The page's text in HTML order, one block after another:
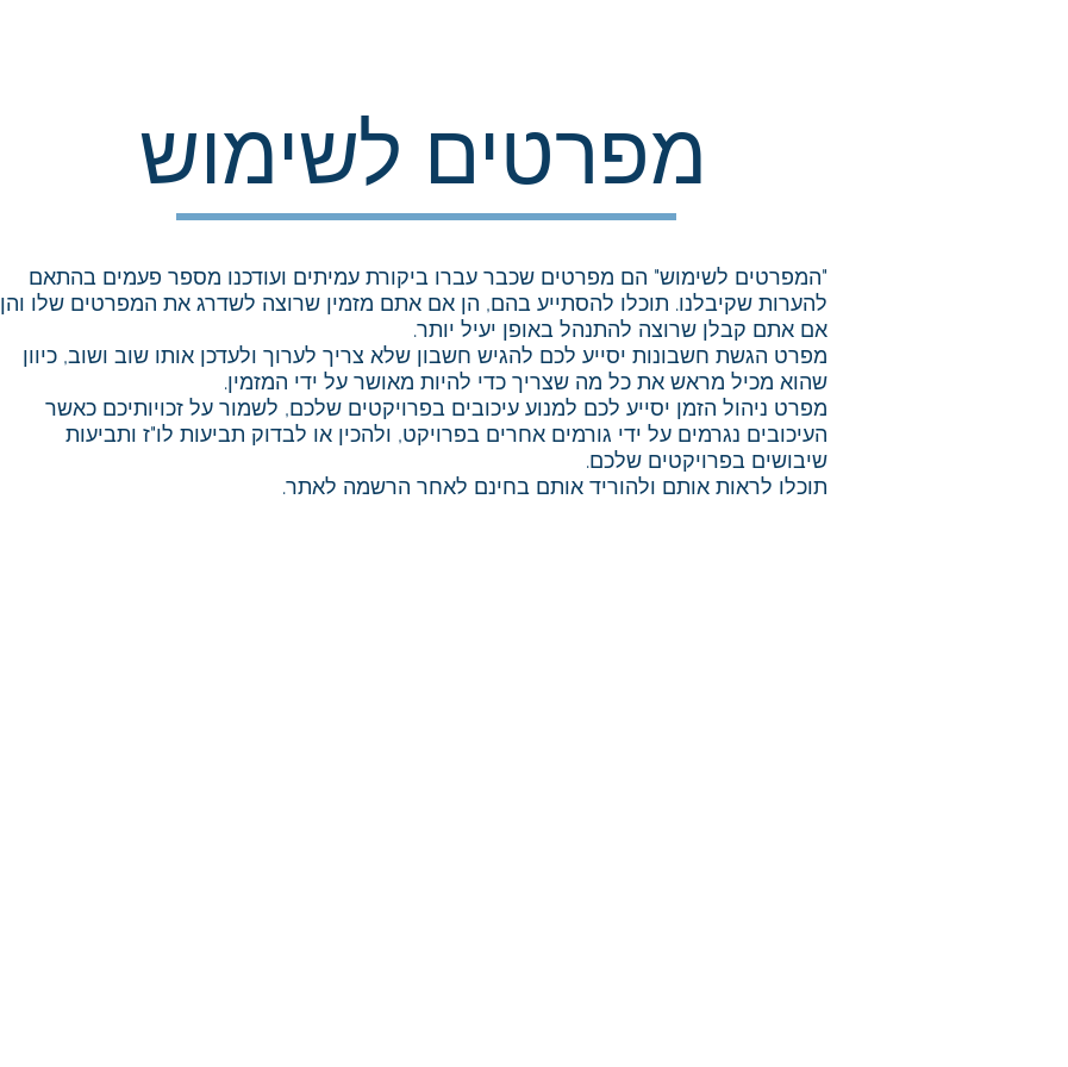
מפרטים לשימוש
"המפרטים לשימוש" הם מפרטים שכבר עברו ביקורת עמיתים ועודכנו מספר פעמים בהתאם
להערות שקיבלנו. תוכלו להסתייע בהם, הן אם אתם מזמין שרוצה לשדרג את המפרטים שלו והן
אם אתם קבלן שרוצה להתנהל באופן יעיל יותר.
מפרט הגשת חשבונות יסייע לכם להגיש חשבון שלא צריך לערוך ולעדכן אותו שוב ושוב, כיוון
שהוא מכיל מראש את כל מה שצריך כדי להיות מאושר על ידי המזמין.
מפרט ניהול הזמן יסייע לכם למנוע עיכובים בפרויקטים שלכם, לשמור על זכויותיכם כאשר
העיכובים נגרמים על ידי גורמים אחרים בפרויקט, ולהכין או לבדוק תביעות לו"ז ותביעות
שיבושים בפרויקטים שלכם.
תוכלו לראות אותם ולהוריד אותם בחינם לאחר הרשמה לאתר.